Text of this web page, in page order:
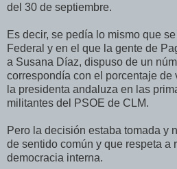
del 30 de septiembre.
Es decir, se pedía lo mismo que
Federal y en el que la gente de
a Susana Díaz, dispuso de un
correspondía con el porcentaje de
la presidenta andaluza en las
militantes del PSOE de CLM.
Pero la decisión estaba tomada y
de sentido común y que respeta a
democracia interna.